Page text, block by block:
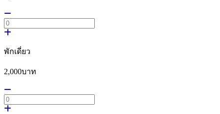
พักเดี่ยว
2,000บาท